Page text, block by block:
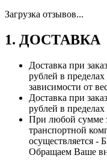
Загрузка отзывов...
1. ДОСТАВКА
Доставка при
рублей в
зависимости от
Доставка при
рублей в
При любой сумме
транспортной
осуществляется
Обращаем Ваше